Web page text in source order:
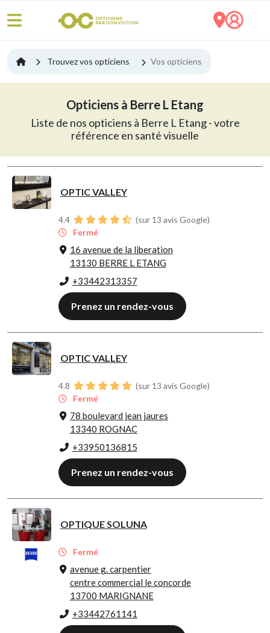
Trouvez vos opticiens Vos opticiens
Opticiens à Berre L Etang
Liste de nos opticiens à Berre L Etang - votre
référence en santé visuelle
OPTIC VALLEY
4.4
(sur 13 avis Google)
Fermé
16 avenue de la liberation
13130 BERRE L ETANG
+33442313357
Prenez un rendez-vous
OPTIC VALLEY
4.8
(sur 13 avis Google)
Fermé
78 boulevard jean jaures
13340 ROGNAC
+33950136815
Prenez un rendez-vous
OPTIQUE SOLUNA
Fermé
avenue g. carpentier
centre commercial le concorde
13700 MARIGNANE
+33442761141